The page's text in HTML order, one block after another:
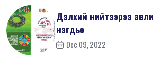
Дэлхий нийтээрээ
нэгдье
Dec 09, 2022